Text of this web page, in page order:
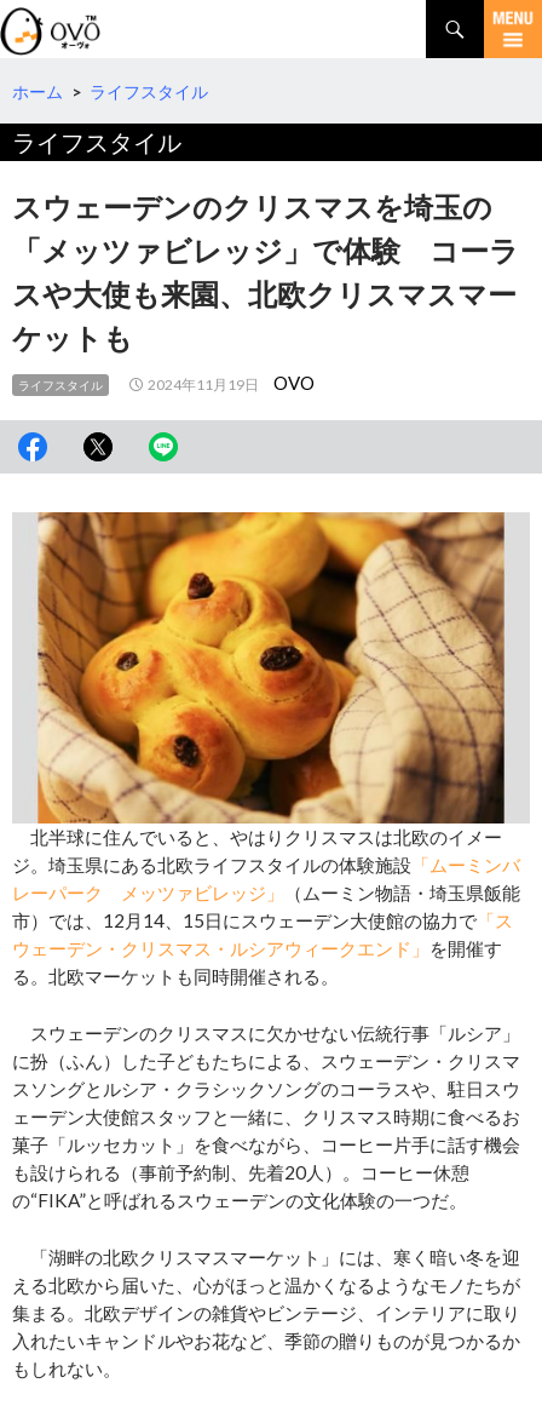
検
索
コ
テ
ツ
へ
動
ホーム > ライフスタイル
ライフスタイル
スウェーデンのクリスマスを埼玉の
「メッツァビレッジ」で体験 コーラ
スや大使も来園、北欧クリスマスマー
ケットも
ライフスタイル 2024年11月19日 OVO
北半球に住んでいると、やはりクリスマスは北欧のイメー
ジ。埼玉県にある北欧ライフスタイルの体験施設 「ムーミンバ
レーパーク メッツァビレッジ」
（ムーミン物語・埼玉県飯能
市）では、12月14、15日にスウェーデン大使館の協力で 「ス
ウェーデン・クリスマス・ルシアウィークエンド」
を開催す
る。北欧マーケットも同時開催される。
スウェーデンのクリスマスに欠かせない伝統行事「ルシア」
に扮（ふん）した子どもたちによる、スウェーデン・クリスマ
スソングとルシア・クラシックソングのコーラスや、駐日スウ
ェーデン大使館スタッフと一緒に、クリスマス時期に食べるお
菓子「ルッセカット」を食べながら、コーヒー片手に話す機会
も設けられる（事前予約制、先着20人）。コーヒー休憩
の“FIKA”と呼ばれるスウェーデンの文化体験の一つだ。
「湖畔の北欧クリスマスマーケット」には、寒く暗い冬を迎
える北欧から届いた、心がほっと温かくなるようなモノたちが
集まる。北欧デザインの雑貨やビンテージ、インテリアに取り
入れたいキャンドルやお花など、季節の贈りものが見つかるか
もしれない。